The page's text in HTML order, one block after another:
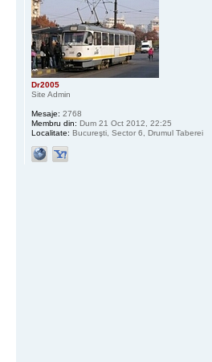
Dr2005
Site Admin
Mesaje: 2768
Membru din: Dum 21 Oct 2012, 22:25
Localitate: Bucureşti, Sector 6, Drumul Taberei